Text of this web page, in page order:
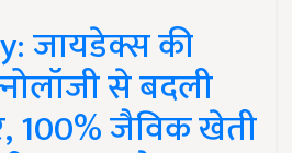
जायडेक्स की
से बदली
100% जैविक खेती